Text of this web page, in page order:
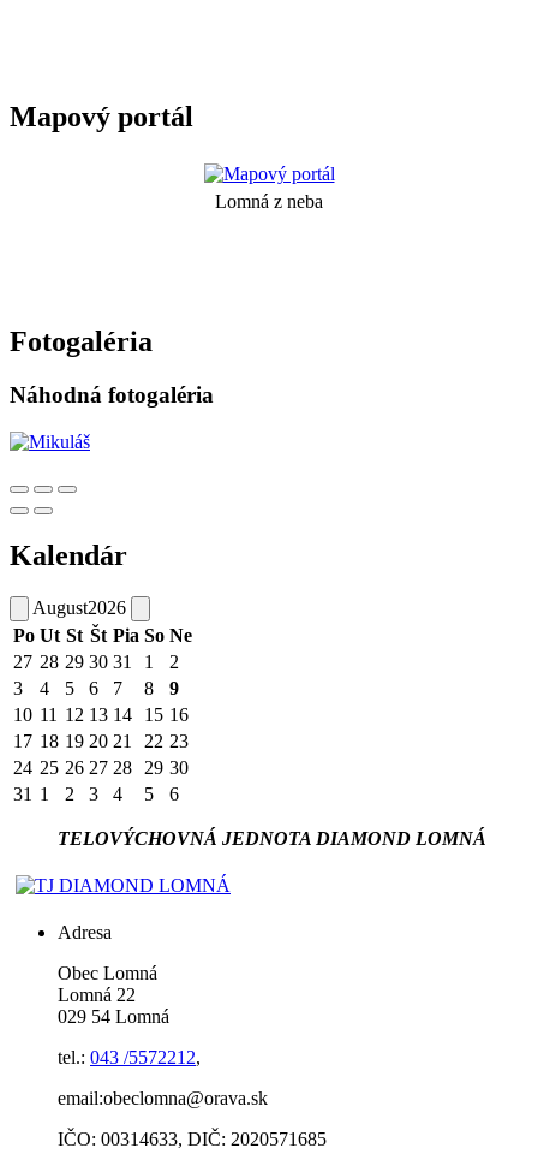
Mapový portál
Lomná z neba
Fotogaléria
Náhodná fotogaléria
Kalendár
August2026
Po Ut St Št Pia So Ne
27 28 29 30 31 1
2
3
4 5 6 7 8
9
10 11 12 13 14 15 16
17 18 19 20 21 22 23
24 25 26 27 28 29 30
31 1 2 3 4 5 6
TELOVÝCHOVNÁ JEDNOTA DIAMOND LOMNÁ
Adresa
Obec Lomná
Lomná 22
029 54 Lomná
tel.: 043 /5572212,
email:obeclomna@orava.sk
IČO: 00314633, DIČ: 2020571685